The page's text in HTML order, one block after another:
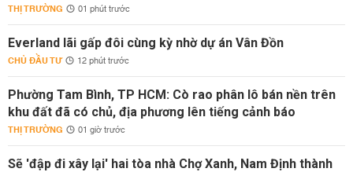
THỊ TRƯỜNG 01 phút trước
Everland lãi gấp đôi cùng kỳ nhờ dự án Vân Đồn
CHỦ ĐẦU TƯ 12 phút trước
Phường Tam Bình, TP HCM: Cò rao phân lô bán nền trên
khu đất đã có chủ, địa phương lên tiếng cảnh báo
THỊ TRƯỜNG 01 giờ trước
Sẽ 'đập đi xây lại' hai tòa nhà Chợ Xanh, Nam Định thành